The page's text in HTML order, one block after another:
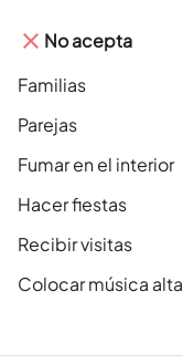
No acepta
Familias
Parejas
Fumar en el interior
Hacer fiestas
Recibir visitas
Colocar música alta